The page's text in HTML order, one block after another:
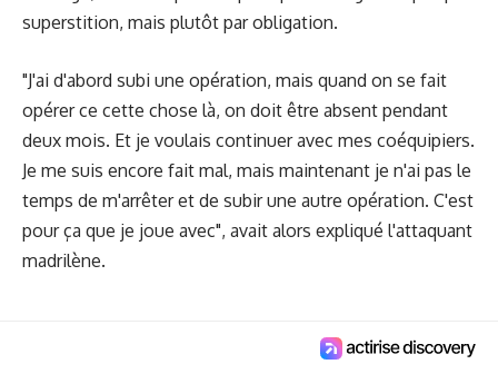
superstition, mais plutôt par obligation.
"J'ai d'abord subi une opération, mais quand on se fait
opérer ce cette chose là, on doit être absent pendant
deux mois. Et je voulais continuer avec mes coéquipiers.
Je me suis encore fait mal, mais maintenant je n'ai pas le
temps de m'arrêter et de subir une autre opération. C'est
pour ça que je joue avec", avait alors expliqué l'attaquant
madrilène.